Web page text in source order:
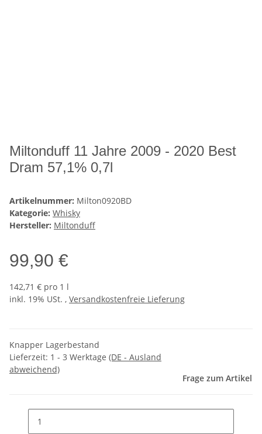
Miltonduff 11 Jahre 2009 - 2020 Best
Dram 57,1% 0,7l
Artikelnummer: Milton0920BD
Kategorie: Whisky
Hersteller: Miltonduff
99,90 €
142,71 € pro 1 l
inkl. 19% USt. , Versandkostenfreie Lieferung
Knapper Lagerbestand
Lieferzeit: 1 - 3 Werktage (DE - Ausland
abweichend)
Frage zum Artikel